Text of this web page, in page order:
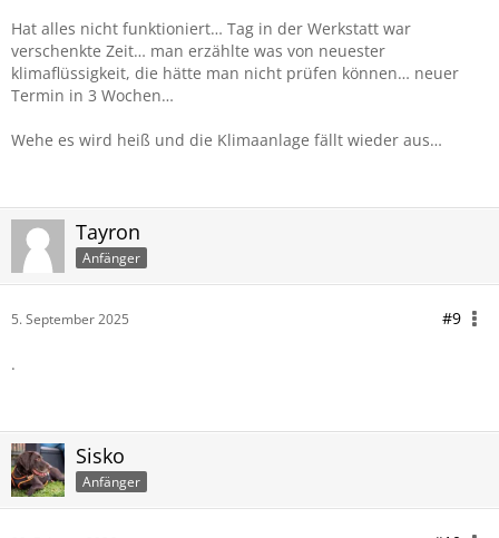
Hat alles nicht funktioniert… Tag in der Werkstatt war
verschenkte Zeit… man erzählte was von neuester
klimaflüssigkeit, die hätte man nicht prüfen können… neuer
Termin in 3 Wochen…
Wehe es wird heiß und die Klimaanlage fällt wieder aus…
Tayron
Anfänger
5. September 2025 #9
.
Sisko
Anfänger